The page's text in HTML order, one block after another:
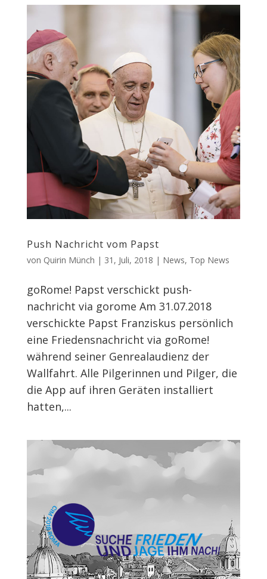
Push Nachricht vom Papst
von Quirin Münch | 31, Juli, 2018 | News, Top News
goRome! Papst verschickt push-
nachricht via gorome Am 31.07.2018
verschickte Papst Franziskus persönlich
eine Friedensnachricht via goRome!
während seiner Genrealaudienz der
Wallfahrt. Alle Pilgerinnen und Pilger, die
die App auf ihren Geräten installiert
hatten,...